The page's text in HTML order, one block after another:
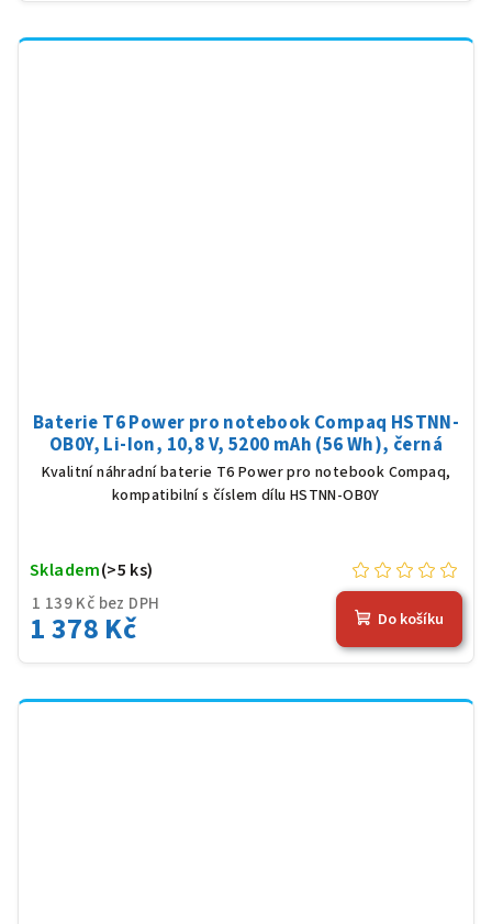
Baterie T6 Power pro notebook Compaq HSTNN-
OB0Y, Li-Ion, 10,8 V, 5200 mAh (56 Wh), černá
Kvalitní náhradní baterie T6 Power pro notebook Compaq,
kompatibilní s číslem dílu HSTNN-OB0Y
1 139 Kč bez DPH
1 378 Kč
Skladem(>5 ks)
Do košíku